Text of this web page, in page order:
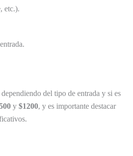
etc.).
del tipo de entrada y si es
y $1200, y es importante destacar